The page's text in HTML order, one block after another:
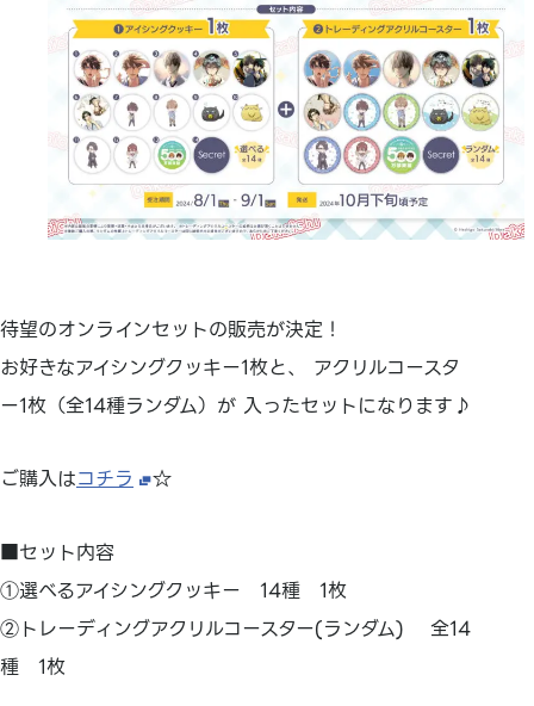
待望のオンラインセットの販売が決定！
お好きなアイシングクッキー1枚と、 アクリルコースタ
ー1枚（全14種ランダム）が 入ったセットになります♪
ご購入はコチラ ☆
■セット内容
①選べるアイシングクッキー 14種 1枚
②トレーディングアクリルコースター(ランダム) 全14
種 1枚